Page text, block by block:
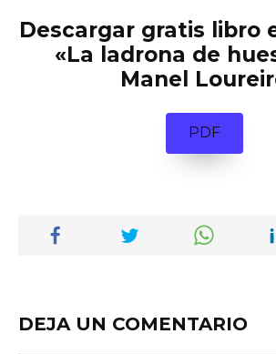
Descargar gratis libro
«La ladrona de
Manel
PDF
DEJA UN COMENTARIO